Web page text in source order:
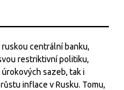
ruskou centrální banku,
restriktivní politiku,
sazeb, tak i
inflace v Rusku. Tomu,